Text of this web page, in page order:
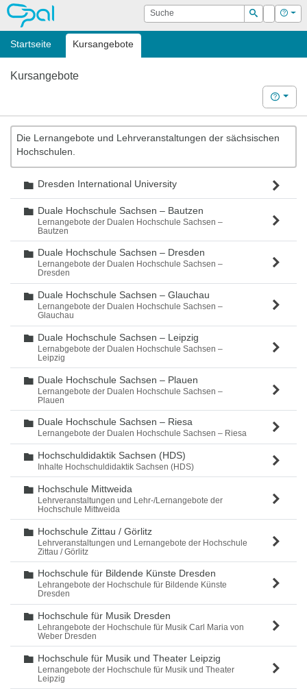
OPAL Suche
Suchen
Login Hilfe
Startseite Kursangebote
Kursangebote
Hilfe
Die Lernangebote und Lehrveranstaltungen der sächsischen
Hochschulen.
Ordner
Dresden International University
Ordner
Duale Hochschule Sachsen – Bautzen
Lernangebote der Dualen Hochschule Sachsen –
Bautzen
Ordner
Duale Hochschule Sachsen – Dresden
Lernangebote der Dualen Hochschule Sachsen –
Dresden
Ordner
Duale Hochschule Sachsen – Glauchau
Lernangebote der Dualen Hochschule Sachsen –
Glauchau
Ordner
Duale Hochschule Sachsen – Leipzig
Lernabgebote der Dualen Hochschule Sachsen –
Leipzig
Ordner
Duale Hochschule Sachsen – Plauen
Lernangebote der Dualen Hochschule Sachsen –
Plauen
Ordner
Duale Hochschule Sachsen – Riesa
Lernangebote der Dualen Hochschule Sachsen – Riesa
Ordner
Hochschuldidaktik Sachsen (HDS)
Inhalte Hochschuldidaktik Sachsen (HDS)
Ordner
Hochschule Mittweida
Lehrveranstaltungen und Lehr-/Lernangebote der
Hochschule Mittweida
Ordner
Hochschule Zittau / Görlitz
Lehrveranstaltungen und Lernangebote der Hochschule
Zittau / Görlitz
Ordner
Hochschule für Bildende Künste Dresden
Lehrangebote der Hochschule für Bildende Künste
Dresden
Ordner
Hochschule für Musik Dresden
Lehrangebote der Hochschule für Musik Carl Maria von
Weber Dresden
Ordner
Hochschule für Musik und Theater Leipzig
Lernangebote der Hochschule für Musik und Theater
Leipzig